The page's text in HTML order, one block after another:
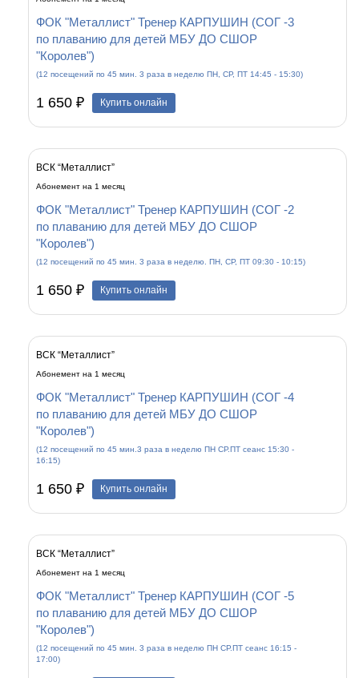
ФОК "Металлист" Тренер КАРПУШИН (СОГ -3
по плаванию для детей МБУ ДО СШОР
"Королев")
(12 посещений по 45 мин. 3 раза в неделю ПН, СР, ПТ 14:45 - 15:30)
1 650 ₽ Купить онлайн
ВСК “Металлист”
Абонемент на 1 месяц
ФОК "Металлист" Тренер КАРПУШИН (СОГ -2
по плаванию для детей МБУ ДО СШОР
"Королев")
(12 посещений по 45 мин. 3 раза в неделю. ПН, СР, ПТ 09:30 - 10:15)
1 650 ₽ Купить онлайн
ВСК “Металлист”
Абонемент на 1 месяц
ФОК "Металлист" Тренер КАРПУШИН (СОГ -4
по плаванию для детей МБУ ДО СШОР
"Королев")
(12 посещений по 45 мин.3 раза в неделю ПН СР.ПТ сеанс 15:30 -
16:15)
1 650 ₽ Купить онлайн
ВСК “Металлист”
Абонемент на 1 месяц
ФОК "Металлист" Тренер КАРПУШИН (СОГ -5
по плаванию для детей МБУ ДО СШОР
"Королев")
(12 посещений по 45 мин. 3 раза в неделю ПН СР.ПТ сеанс 16:15 -
17:00)